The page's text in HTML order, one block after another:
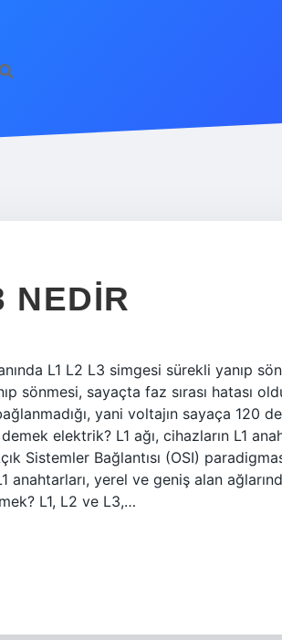
NEDIR
L1 L2 L3 simgesi sürekli yanıp
sönmesi, sayaçta faz sırası hatası
yani voltajın sayaça 120
elektrik? L1 ağı, cihazların L1
Sistemler Bağlantısı (OSI)
anahtarları, yerel ve geniş alan
L1, L2 ve L3,…